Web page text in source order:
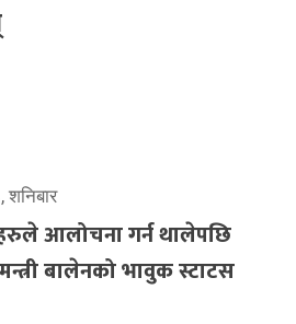
आलोचना गर्न थालेपछि
बालेनको भावुक स्टाटस